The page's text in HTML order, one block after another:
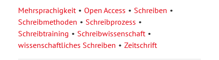
Mehrsprachigkeit Open Access
Schreiben
Schreibmethoden
Schreibprozess
Schreibtraining
Schreibwissenschaft
wissenschaftliches Schreiben
Zeitschrift